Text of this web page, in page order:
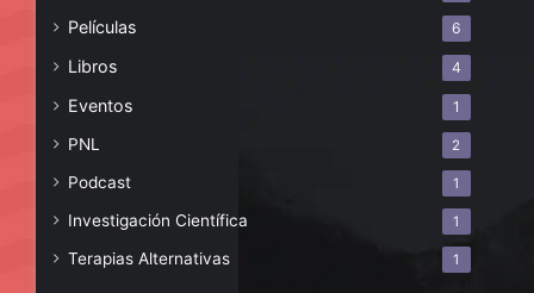
Películas 6
Libros 4
Eventos 1
PNL 2
Podcast 1
Investigación Científica 1
Terapias Alternativas 1